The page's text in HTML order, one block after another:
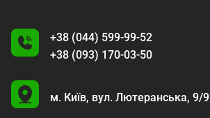
+38 (044) 599-99-52
+38 (093) 170-03-50
U
м. Київ, вул. Лютеранська, 9/9